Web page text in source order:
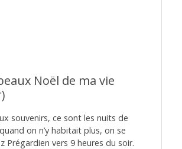
Noël de ma vie
souvenirs, ce sont les nuits de
on n’y habitait plus, on se
Prégardien vers 9 heures du soir.